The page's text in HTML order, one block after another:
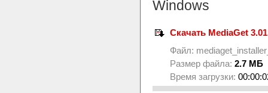
Windows
Скачать MediaGet
Файл:
Размер файла: 2.7 МБ
Время загрузки: